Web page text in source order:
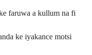
faruwa a kullum na fi
ke iyakance motsi